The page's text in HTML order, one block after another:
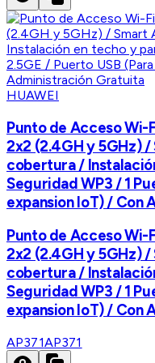
HUAWEI
Punto de Acceso Wi-
2x2 (2.4GH y 5GHz)
cobertura /
Seguridad WP3 / 1
expansion IoT) / Con
Punto de Acceso Wi-
2x2 (2.4GH y 5GHz)
cobertura /
Seguridad WP3 / 1
expansion IoT) / Con
AP371AP371